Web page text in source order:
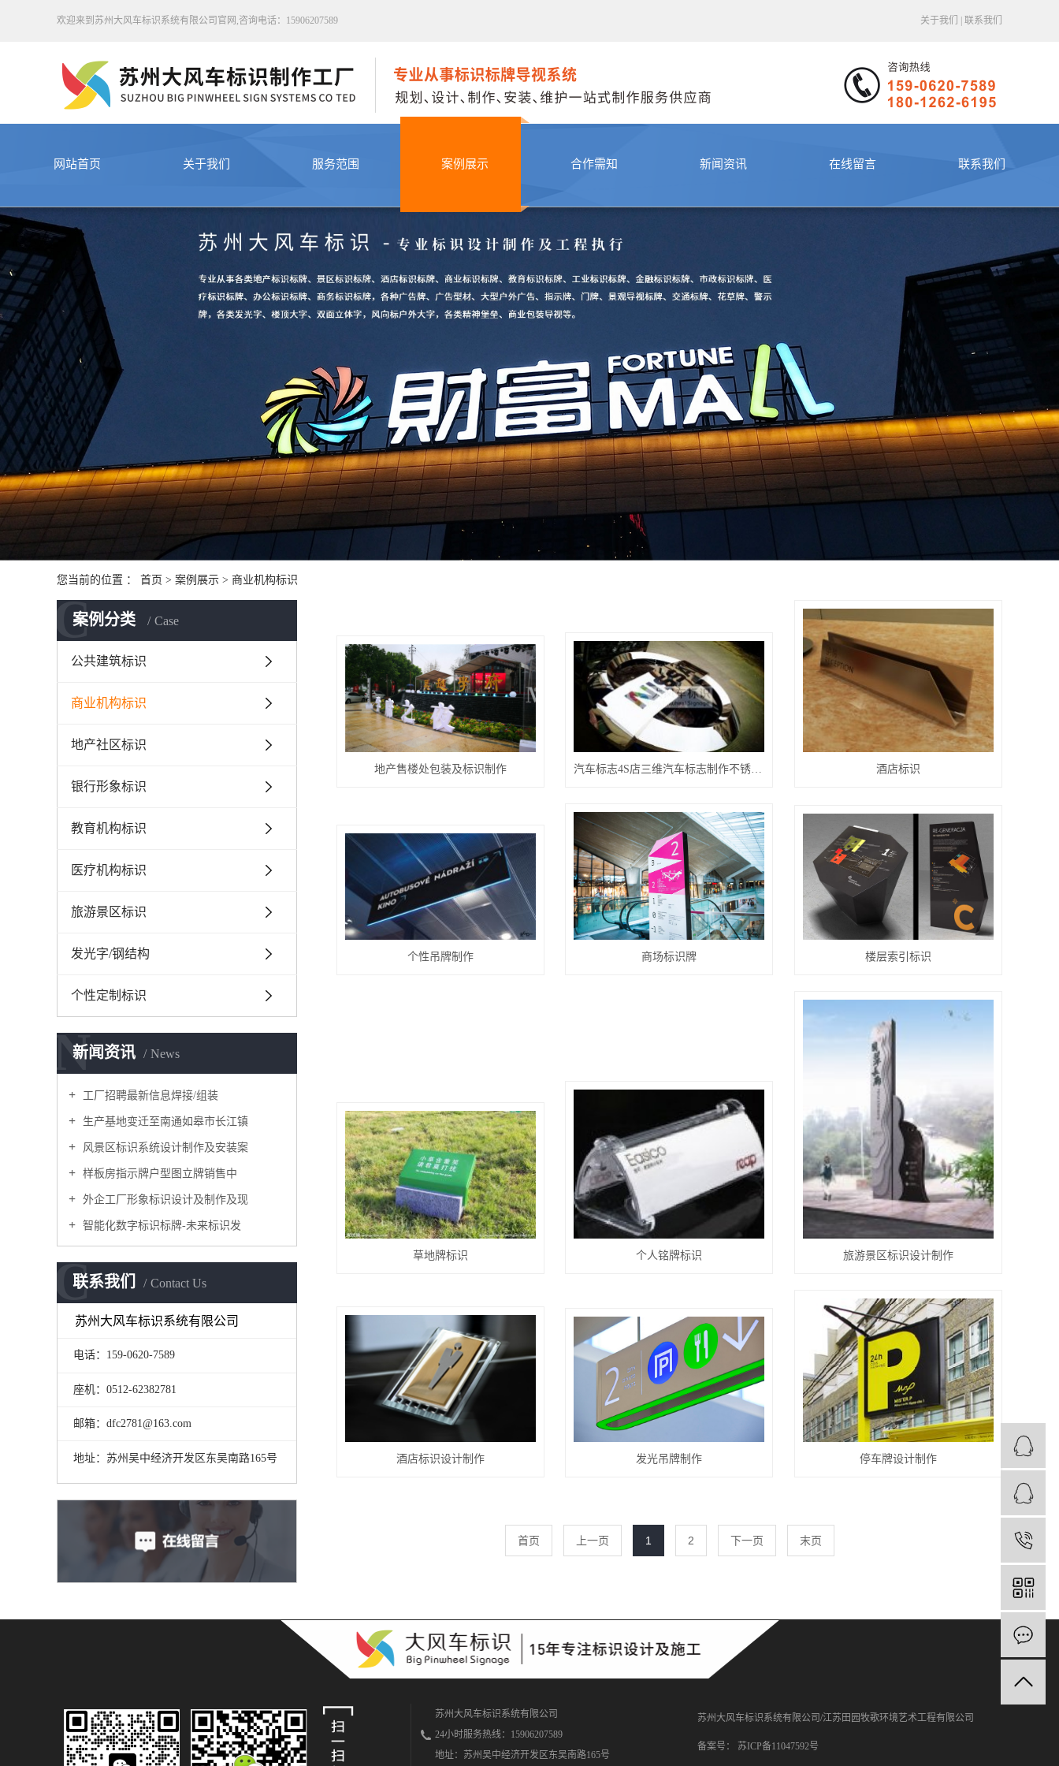
欢迎来到苏州大风车标识系统有限公司官网,咨询电话：15906207589 关于我们 联系我们
网站首页 关于我们 服务范围 案例展示 合作需知 新闻资讯 在线留言 联系我们
您当前的位置 ： 首页 > 案例展示 > 商业机构标识
案例分类 Case
C
公共建筑标识
商业机构标识
地产社区标识
银行形象标识
教育机构标识
医疗机构标识
旅游景区标识
发光字/钢结构
个性定制标识
新闻资讯 News
N
工厂招聘最新信息焊接/组装
生产基地变迁至南通如皋市长江镇
风景区标识系统设计制作及安装案
样板房指示牌户型图立牌销售中
外企工厂形象标识设计及制作及现
智能化数字标识标牌-未来标识发
联系我们 Contact Us
C
苏州大风车标识系统有限公司
电话：159-0620-7589
座机：0512-62382781
邮箱：dfc2781@163.com
地址：苏州吴中经济开发区东吴南路165号
地产售楼处包装及标识制作 汽车标志4S店三维汽车标志制作不锈钢LOGO汽车标志电吸塑发光车标 酒店标识
个性吊牌制作 商场标识牌 楼层索引标识
草地牌标识 个人铭牌标识 旅游景区标识设计制作
酒店标识设计制作 发光吊牌制作 停车牌设计制作
首页 上一页 1 2 下一页 末页
苏州大风车标识系统有限公司
24小时服务热线：15906207589
地址：苏州吴中经济开发区东吴南路165号
苏州大风车标识系统有限公司/江苏田园牧歌环境艺术工程有限公司
备案号： 苏ICP备11047592号